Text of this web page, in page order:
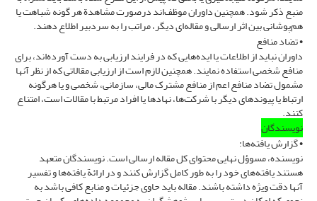
منبع ذکر شود. همچنین داوران موظف‌اند درصورت مشاهدة هر گونه شباهت یا
هم‌پوشانی بین اثر ارسالی و مقاله‌ای دیگر، مراتب را به سردبیر اطلاع دهند.
• تضاد منافع
داوران نباید از اطلاعات یا ایده‌هایی که در فرایند ارزیابی به دست آورده‌اند، برای
منافع شخصی استفاده نمایند. همچنین لازم است از ارزیابی مقالاتی که از نظر آنها
مشمول تضاد منافع اعم از منافع مشترک مالی، سازمانی، شخصی و یا هرگونه
ارتباط یا پیوندهای دیگر با شرکت‌ها، نهادها یا افراد مرتبط با مقالات است، امتناع
کنند.
نویسندگان
• گزارش یافته‌ها‌:
نویسنده، مسوؤل نهایی محتوای کل مقاله ارسالی است. نویسندگان متعهد
هستند یافته‌های خود را به طور کامل گزارش کنند و در ارائة یافته‌ها و تفسیر
آنها دقت ویژه داشته باشند. مقاله باید حاوی جزئیات و منابع کافی باشد به